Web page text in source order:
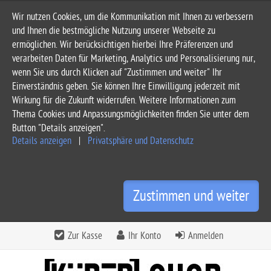
Wir nutzen Cookies, um die Kommunikation mit Ihnen zu verbessern
und Ihnen die bestmögliche Nutzung unserer Webseite zu
ermöglichen. Wir berücksichtigen hierbei Ihre Präferenzen und
verarbeiten Daten für Marketing, Analytics und Personalisierung nur,
wenn Sie uns durch Klicken auf "Zustimmen und weiter" Ihr
Einverständnis geben. Sie können Ihre Einwilligung jederzeit mit
Wirkung für die Zukunft widerrufen. Weitere Informationen zum
Thema Cookies und Anpassungsmöglichkeiten finden Sie unter dem
Button "Details anzeigen".
Details anzeigen
Privatsphäre und Datenschutz
Zustimmen und weiter
Zur Kasse Ihr Konto Anmelden